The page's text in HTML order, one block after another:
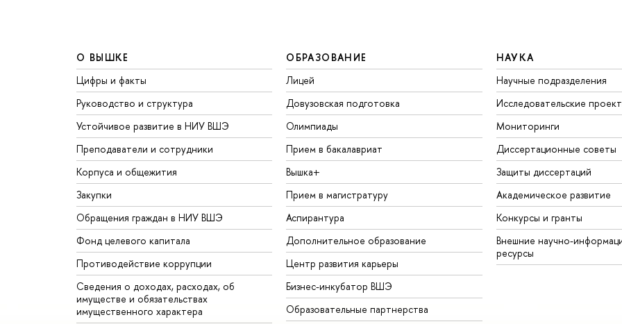
О ВЫШКЕ
Цифры и факты
Руководство и структура
Устойчивое развитие в НИУ ВШЭ
Преподаватели и сотрудники
Корпуса и общежития
Закупки
Обращения граждан в НИУ ВШЭ
Фонд целевого капитала
Противодействие коррупции
Сведения о доходах, расходах, об
имуществе и обязательствах
имущественного характера
ОБРАЗОВАНИЕ
Лицей
Довузовская подготовка
Олимпиады
Прием в бакалавриат
Вышка+
Прием в магистратуру
Аспирантура
Дополнительное образование
Центр развития карьеры
Бизнес-инкубатор ВШЭ
Образовательные партнерства
НАУКА
Научные подразделения
Исследовательские
Мониторинги
Диссертационные советы
Защиты диссертаций
Академическое развитие
Конкурсы и гранты
Внешние научно-
ресурсы